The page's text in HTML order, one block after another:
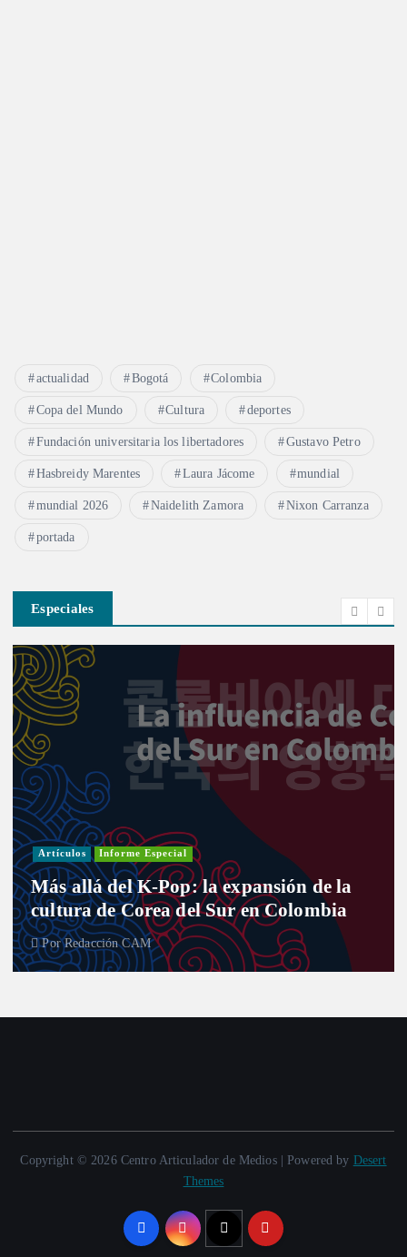
actualidad Bogotá Colombia
Copa del Mundo Cultura deportes
Fundación universitaria los libertadores Gustavo Petro
Hasbreidy Marentes Laura Jácome mundial
mundial 2026 Naidelith Zamora Nixon Carranza
portada
Especiales
Artículos Informe Especial
Más allá del K-Pop: la expansión de la
cultura de Corea del Sur en Colombia
PorRedacción CAM
Copyright © 2026 Centro Articulador de Medios | Powered by Desert
Themes